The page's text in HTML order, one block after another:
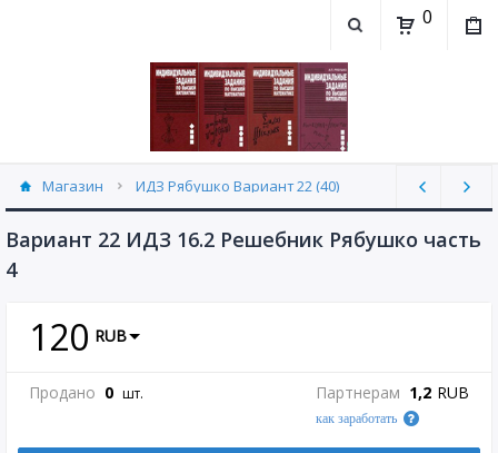
0
Магазин ИДЗ Рябушко Вариант 22 (40)
Вариант 22 ИДЗ 16.2 Решебник Рябушко часть
4
120 RUB
Продано 0 шт. Партнерам 1,2 RUB
как заработать